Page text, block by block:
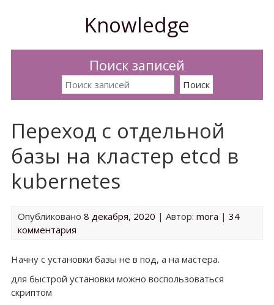
Knowledge
Поиск записей
Искать:
Переход с отдельной
базы на кластер etcd в
kubernetes
Опубликовано 8 декабря, 2020 | Автор: mora | 34
комментария
Начну с установки базы не в под, а на мастера.
для быстрой установки можно воспользоваться
скриптом